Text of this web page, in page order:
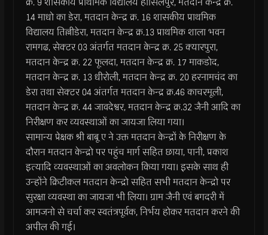
14 माधो का डेरा, मतदान केन्द्र क्र. 16 शासकीय प्राथमिक
विद्यालय तिल्लीडेरा, मतदान केन्द्र क्र.13 प्राथमिक शाला भवन
रामगढ, सेक्टर 03 अंतर्गत मतदान केन्द्र क्र. 25 क्यारपुरा,
मतदान केन्द्र क्र. 22 फूलदा, मतदान केन्द्र क्र. 17 माकडोद,
मतदान केन्द्र क्र. 13 धीरोली, मतदान केन्द्र क्र. 20 हरनामचंद का
डेरा तथा सेक्टर 04 अंतर्गत मतदान केन्द्र क्र.46 काचरमूली,
मतदान केन्द्र क्र. 44 जावदेश्वर, मतदान केन्द्र क्र.32 जैनी आदि का
निरीक्षण कर व्यवस्थाओं का जायजा लिया गया।
सामान्य प्रेक्षक श्री बाबू ए ने उक्त मतदान केन्द्रों के निरीक्षण के
दौरान मतदान केन्द्रो पर पहुंच मार्ग सहित छाया, पानी, प्रकाश
इत्यादि व्यवस्थाओं का अवलोकन किया गया। इसके साथ ही
उन्होंने क्रिटीकल मतदान केन्द्रो सहित सभी मतदान केन्द्रो पर
सुरक्षा व्यवस्था का जायजा भी लिया। ग्राम जैनी एवं बगदरी में
आमजनो से चर्चा कर स्वतंत्रपूर्वक, निर्भय होकर मतदान करने की
अपील की गई।